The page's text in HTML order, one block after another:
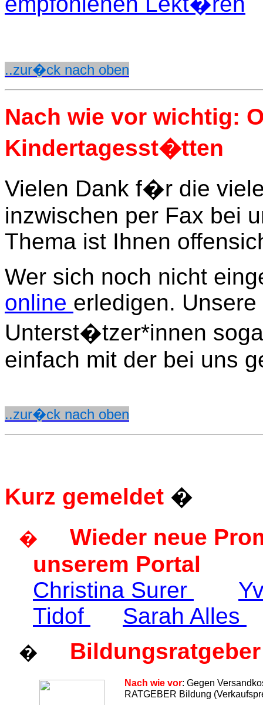
..zur�ck nach oben
Nach wie vor wichtig:
Kindertagesst�tten
Vielen Dank f�r die
inzwischen per Fax bei
Thema ist Ihnen
Wer sich noch nicht
online erledigen.
Unterst�tzer*innen
einfach mit der bei uns
..zur�ck nach oben
Kurz gemeldet �
�
Wieder neue
unserem Portal
Christina Surer
Tidof
Sarah Alles
�
Nach wie vor: Gegen
RATGEBER Bildung